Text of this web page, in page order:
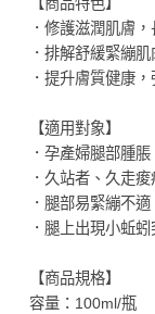
．修護滋潤肌膚
．排解舒緩緊繃
．提升膚質健康
【適用對象】
．孕產婦腿部腫脹
．久站者、久走痠
．腿部易緊繃不適
．腿上出現小蚯蚓
【商品規格】
容量：100ml/瓶